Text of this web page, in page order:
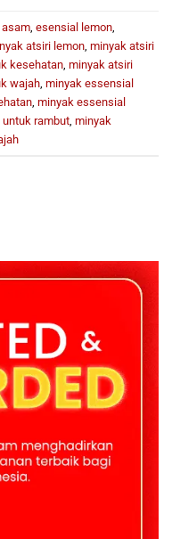
asam esensial lemon
atsiri lemon minyak atsiri
kesehatan minyak atsiri
wajah minyak essensial
minyak essensial
rambut minyak